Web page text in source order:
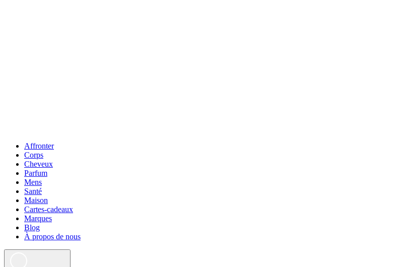
Affronter
Corps
Cheveux
Parfum
Mens
Santé
Maison
Cartes-cadeaux
Marques
Blog
À propos de nous